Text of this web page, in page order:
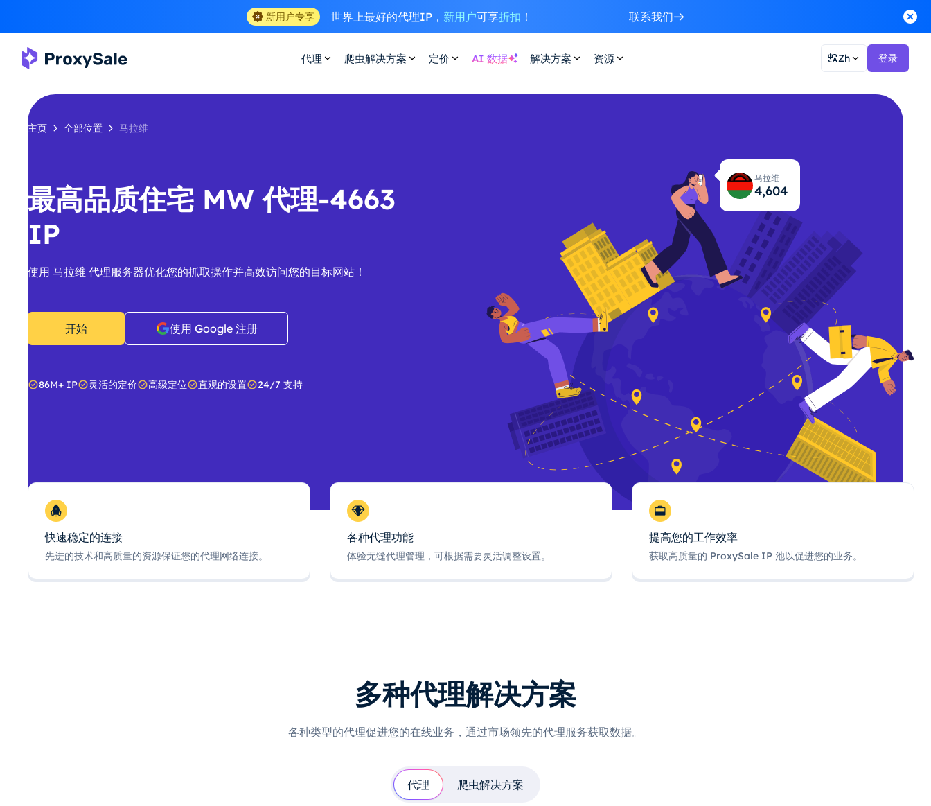
新用户专享 世界上最好的代理IP， 新用户可享折扣 ！ 联系我们
代理 爬虫解决方案 定价 AI 数据 解决方案 资源 Zh 登录
主页 全部位置 马拉维
最高品质住宅 MW 代理-4663
IP
使用 马拉维 代理服务器优化您的抓取操作并高效访问您的目标网站！
开始 使用 Google 注册
86M+ IP 灵活的定价 高级定位 直观的设置 24/7 支持
马拉维
4,663
快速稳定的连接
先进的技术和高质量的资源保证您的代理网络连接。
各种代理功能
体验无缝代理管理，可根据需要灵活调整设置。
提高您的工作效率
获取高质量的 ProxySale IP 池以促进您的业务。
多种代理解决方案
各种类型的代理促进您的在线业务，通过市场领先的代理服务获取数据。
代理 爬虫解决方案